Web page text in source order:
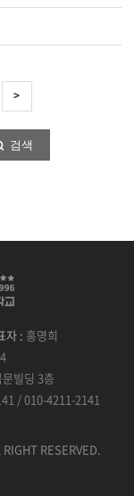
>
검색
자 : 홍명희
빌딩 3층
/ 010-4211-2141
RESERVED.